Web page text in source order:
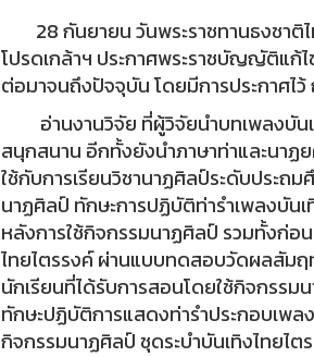
28 กันยายน วันพระราชทานธงชาติไ
โปรดเกล้าฯ ประกาศพระราชบัญญัติแก้
ต่อมาจนถึงปัจจุบัน โดยมีการประกาศ
อ่านงานวิจัย ที่ผู้วิจัยนำบทเพลงบันเทิ
สนุกสนาน อีกทั้งยังนำภาษาท่าและนาฏ
ใช้กับการเรียนวิชานาฏศิลป์ระดับประถ
นาฏศิลป์ ทักษะการปฏิบัติท่ารำเพลงบัน
หลังการใช้กิจกรรมนาฏศิลป์ รวมทั้งก่อ
ไทยไตรรงค์ ผ่านแบบทดสอบวัดผลสัมฤ
นักเรียนที่ได้รับการสอนโดยใช้กิจกรรม
ทักษะปฏิบัติการแสดงท่ารำประกอบเพล
กิจกรรมนาฏศิลป์ ชุดระบำบันเทิงไทยไต